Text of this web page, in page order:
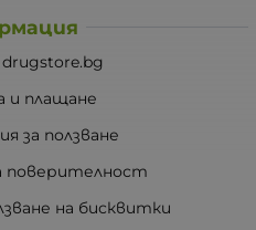
и плащане
за ползване
поверителност
на бисквитки